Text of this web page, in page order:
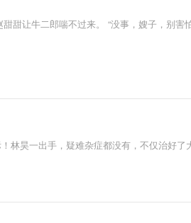
甜让牛二郎喘不过来。 “没事，嫂子，别
林昊一出手，疑难杂症都没有，不仅治好